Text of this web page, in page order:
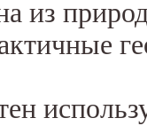
из